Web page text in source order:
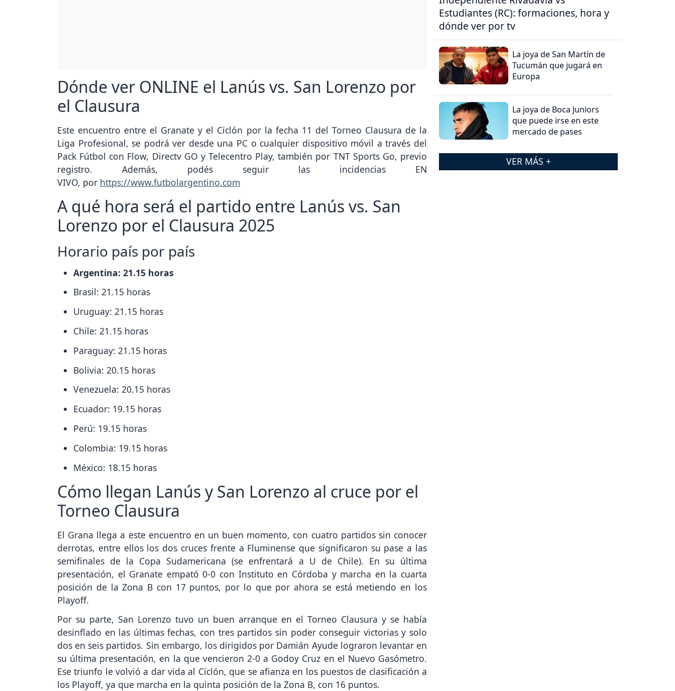
Dónde ver ONLINE el Lanús vs. San Lorenzo por
el Clausura
Este encuentro entre el Granate y el Ciclón por la fecha 11 del Torneo Clausura de la
Liga Profesional, se podrá ver desde una PC o cualquier dispositivo móvil a través del
Pack Fútbol con Flow, Directv GO y Telecentro Play, también por TNT Sports Go, previo
registro. Además, podés seguir las incidencias EN
VIVO, por https://www.futbolargentino.com
A qué hora será el partido entre Lanús vs. San
Lorenzo por el Clausura 2025
Horario país por país
Argentina: 21.15 horas
Brasil: 21.15 horas
Uruguay: 21.15 horas
Chile: 21.15 horas
Paraguay: 21.15 horas
Bolivia: 20.15 horas
Venezuela: 20.15 horas
Ecuador: 19.15 horas
Perú: 19.15 horas
Colombia: 19.15 horas
México: 18.15 horas
Cómo llegan Lanús y San Lorenzo al cruce por el
Torneo Clausura
El Grana llega a este encuentro en un buen momento, con cuatro partidos sin conocer
derrotas, entre ellos los dos cruces frente a Fluminense que significaron su pase a las
semifinales de la Copa Sudamericana (se enfrentará a U de Chile). En su última
presentación, el Granate empató 0-0 con Instituto en Córdoba y marcha en la cuarta
posición de la Zona B con 17 puntos, por lo que por ahora se está metiendo en los
Playoff.
Por su parte, San Lorenzo tuvo un buen arranque en el Torneo Clausura y se había
desinflado en las últimas fechas, con tres partidos sin poder conseguir victorias y solo
dos en seis partidos. Sin embargo, los dirigidos por Damián Ayude lograron levantar en
su última presentación, en la que vencieron 2-0 a Godoy Cruz en el Nuevo Gasómetro.
Ese triunfo le volvió a dar vida al Ciclón, que se afianza en los puestos de clasificación a
los Playoff, ya que marcha en la quinta posición de la Zona B, con 16 puntos.
Estudiantes (RC): formaciones, hora y
dónde ver por tv
La joya de San Martín de
Tucumán que jugará en
Europa
La joya de Boca Juniors
que puede irse en este
mercado de pases
VER MÁS +